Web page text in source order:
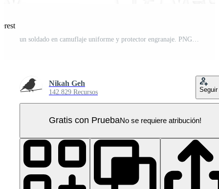
Nikah Geh
142.829 Recursos Seguir
Gratis con PruebaNo se requiere atribución!